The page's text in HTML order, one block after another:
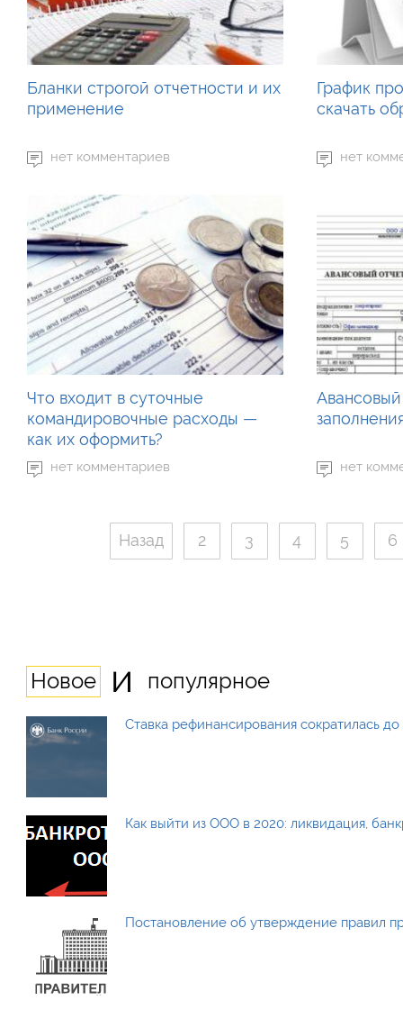
Бланки строгой отчетности и их
применение
нет комментариев
График
скачать
нет
Что входит в суточные
командировочные расходы —
как их оформить?
нет комментариев нет
Назад 2 3 4 5 6
Новое и популярное
Ставка рефинансирования сократилась
Как выйти из ООО в 2020: ликвидация,
Постановление об утверждение правил